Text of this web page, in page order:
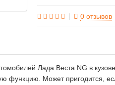
0 отзывов
Лада Веста NG в
функцию. Может пригодится,